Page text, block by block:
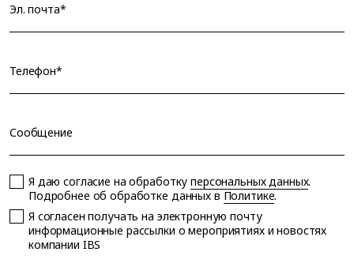
Эл. почта*
Телефон*
Сообщение
Я даю согласие на обработкуперсональных данных.
Подробнее об обработке данных в Политике.
Я согласен получать на электронную почту
информационные рассылки о мероприятиях и новостях
компании IBS